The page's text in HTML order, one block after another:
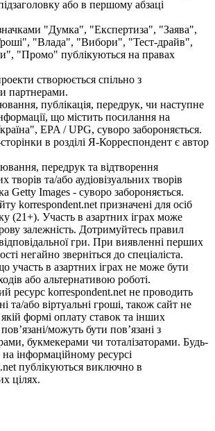
або в першому абзаці
"Думка", "Експертиза", "Заява",
"Влада", "Вибори", "Тест-драйв",
"Промо" публікуються на правах
створюється спільно з
партнерами.
публікація, передрук, чи наступне
що містить посилання на
EPA / UPG, суворо забороняється.
в розділі Я-Корреспондент є автор
передрук та відтворення
творів та/або аудіовізуальних творів
Getty Images - суворо забороняється.
korrespondent.net призначені для осіб
(21+). Участь в азартних іграх може
залежність. Дотримуйтесь правил
гри. При виявленні перших
негайно зверніться до спеціаліста.
участь в азартних іграх не може бути
або альтернативою роботі.
ресурс korrespondent.net не проводить
та/або віртуальні гроші, також сайт не
формі оплату ставок та інших
можуть бути пов’язані з
букмекерами чи тоталізаторами. Будь-
на інформаційному ресурсі
публікуються виключно в
цілях.